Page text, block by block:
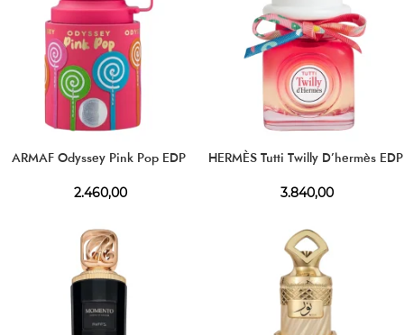
ARMAF Odyssey Pink Pop EDP
2.460,00
HERMÈS Tutti Twilly D’hermès EDP
3.840,00